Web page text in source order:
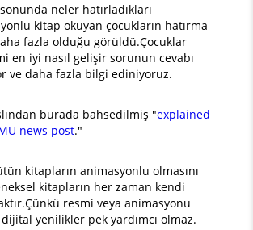
neler hatırladıkları
kitap okuyan çocukların hatırma
fazla olduğu görüldü.Çocuklar
en iyi nasıl gelişir sorunun cevabı
ve daha fazla bilgi ediniyoruz.
burada bahsedilmiş "explained
news post."
kitapların animasyonlu olmasını
kitapların her zaman kendi
resmi veya animasyonu
yenilikler pek yardımcı olmaz.